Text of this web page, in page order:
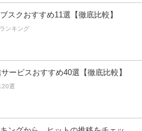
スクおすすめ11選【徹底比較】
ンキング
ービスおすすめ40選【徹底比較】
20選